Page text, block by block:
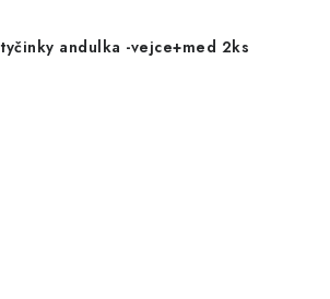
andulka -vejce+med 2ks